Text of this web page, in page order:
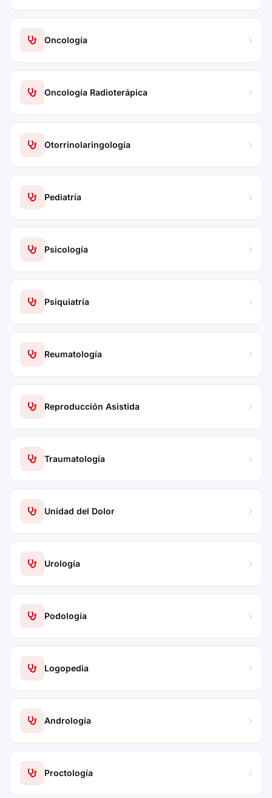
Oncología
Oncología Radioterápica
Otorrinolaringología
Pediatría
Psicología
Psiquiatría
Reumatología
Reproducción Asistida
Traumatología
Unidad del Dolor
Urología
Podología
Logopedia
Andrología
Proctología